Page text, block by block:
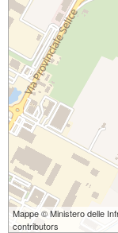
Mappe © Ministero delle
contributors